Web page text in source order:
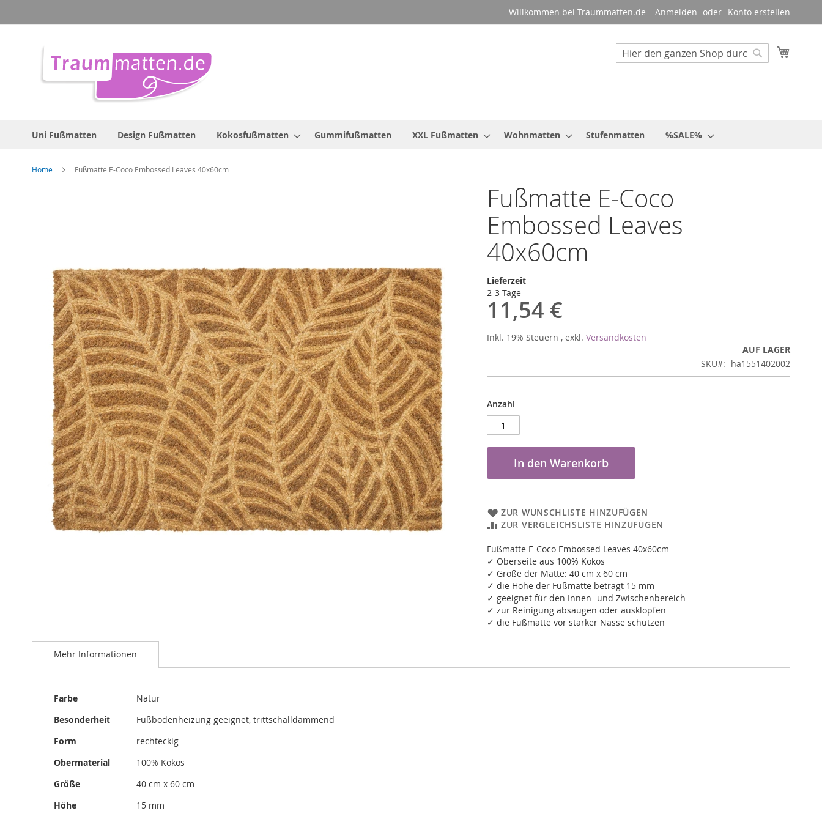
zum
Willkommen bei Traummatten.de Anmelden Konto erstellen
Suche
Uni Fußmatten Design Fußmatten Kokosfußmatten Gummifußmatten XXL Fußmatten Wohnmatten Stufenmatten %SALE%
Home Fußmatte E-Coco Embossed Leaves 40x60cm
Fußmatte E-Coco
Embossed Leaves
40x60cm
Lieferzeit
2-3 Tage
11,54 €
Inkl. 19% Steuern , exkl. Versandkosten
AUF LAGER
SKU
ha1551402002
Anzahl
In den Warenkorb
ZUR WUNSCHLISTE HINZUFÜGEN
ZUR VERGLEICHSLISTE HINZUFÜGEN
Fußmatte E-Coco Embossed Leaves 40x60cm
✓ Oberseite aus 100% Kokos
✓ Größe der Matte: 40 cm x 60 cm
✓ die Höhe der Fußmatte beträgt 15 mm
✓ geeignet für den Innen- und Zwischenbereich
✓ zur Reinigung absaugen oder ausklopfen
✓ die Fußmatte vor starker Nässe schützen
Bildergalerie
Mehr Informationen
Mehr
Farbe
Natur
Besonderheit
Fußbodenheizung geeignet, trittschalldämmend
Form
rechteckig
Obermaterial
100% Kokos
Größe
40 cm x 60 cm
Höhe
15 mm